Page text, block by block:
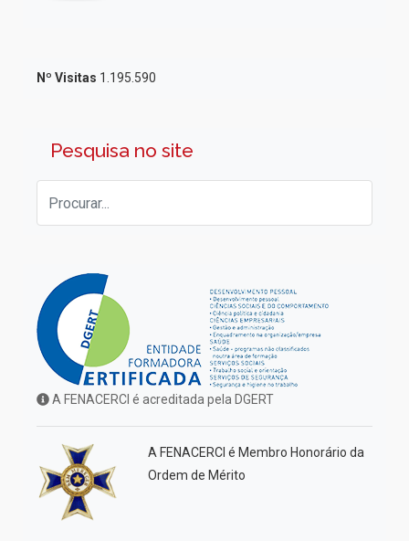
Nº Visitas 1.195.590
Pesquisa no site
A FENACERCI é acreditada pela DGERT
A FENACERCI é Membro Honorário da
Ordem de Mérito